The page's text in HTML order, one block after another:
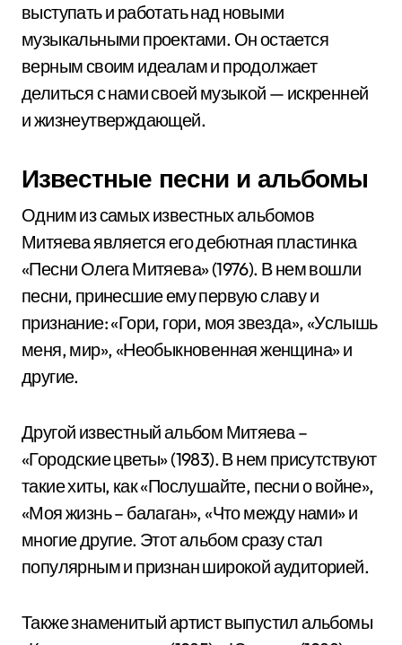
выступать и работать над новыми
музыкальными проектами. Он остается
верным своим идеалам и продолжает
делиться с нами своей музыкой — искренней
и жизнеутверждающей.
Известные песни и альбомы
Одним из самых известных альбомов
Митяева является его дебютная пластинка
«Песни Олега Митяева» (1976). В нем вошли
песни, принесшие ему первую славу и
признание: «Гори, гори, моя звезда», «Услышь
меня, мир», «Необыкновенная женщина» и
другие.
Другой известный альбом Митяева –
«Городские цветы» (1983). В нем присутствуют
такие хиты, как «Послушайте, песни о войне»,
«Моя жизнь – балаган», «Что между нами» и
многие другие. Этот альбом сразу стал
популярным и признан широкой аудиторией.
Также знаменитый артист выпустил альбомы